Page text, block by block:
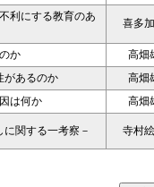
利にする教育のあ
喜多
か
高畑
があるのか
高畑
は何か
高畑
関する一考察－ 寺村